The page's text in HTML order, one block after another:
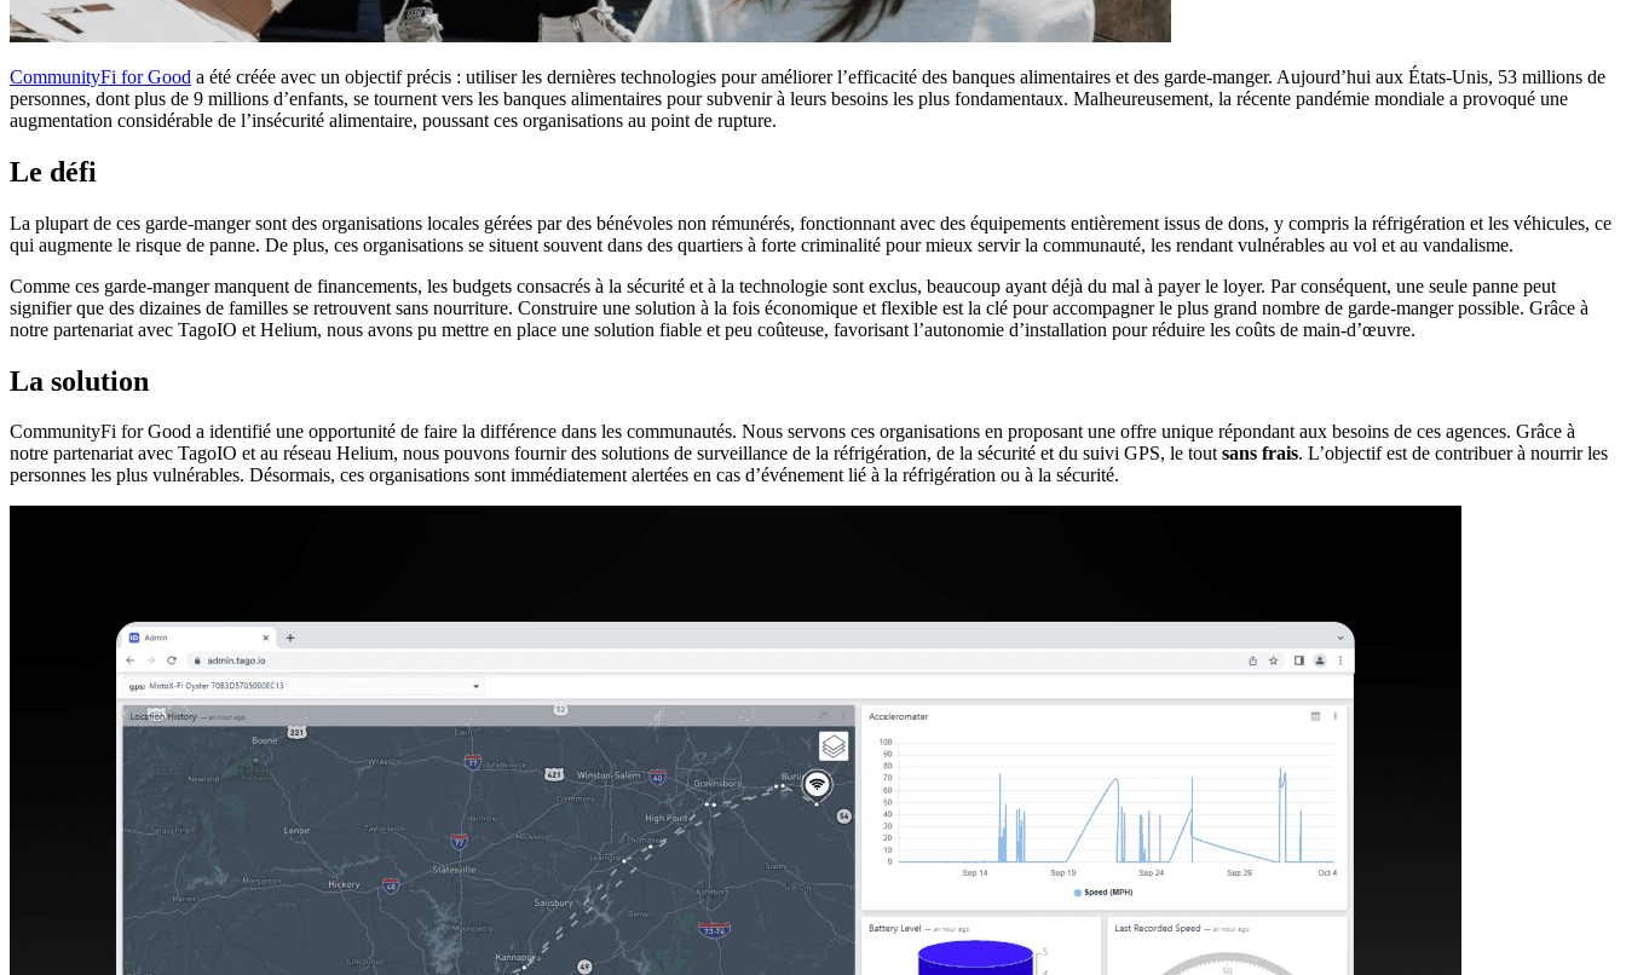
CommunityFi for Good a été créée avec un objectif précis : utiliser les dernières technologies pour améliorer l’efficacité des banques alimentaires et des garde-manger. Aujourd’hui aux États-Unis, 53 millions de
personnes, dont plus de 9 millions d’enfants, se tournent vers les banques alimentaires pour subvenir à leurs besoins les plus fondamentaux. Malheureusement, la récente pandémie mondiale a provoqué une
augmentation considérable de l’insécurité alimentaire, poussant ces organisations au point de rupture.
Le défi
La plupart de ces garde-manger sont des organisations locales gérées par des bénévoles non rémunérés, fonctionnant avec des équipements entièrement issus de dons, y compris la réfrigération et les véhicules, ce
qui augmente le risque de panne. De plus, ces organisations se situent souvent dans des quartiers à forte criminalité pour mieux servir la communauté, les rendant vulnérables au vol et au vandalisme.
Comme ces garde-manger manquent de financements, les budgets consacrés à la sécurité et à la technologie sont exclus, beaucoup ayant déjà du mal à payer le loyer. Par conséquent, une seule panne peut
signifier que des dizaines de familles se retrouvent sans nourriture. Construire une solution à la fois économique et flexible est la clé pour accompagner le plus grand nombre de garde-manger possible. Grâce à
notre partenariat avec TagoIO et Helium, nous avons pu mettre en place une solution fiable et peu coûteuse, favorisant l’autonomie d’installation pour réduire les coûts de main-d’œuvre.
La solution
CommunityFi for Good a identifié une opportunité de faire la différence dans les communautés. Nous servons ces organisations en proposant une offre unique répondant aux besoins de ces agences. Grâce à
notre partenariat avec TagoIO et au réseau Helium, nous pouvons fournir des solutions de surveillance de la réfrigération, de la sécurité et du suivi GPS, le toutsans frais. L’objectif est de contribuer à nourrir les
personnes les plus vulnérables. Désormais, ces organisations sont immédiatement alertées en cas d’événement lié à la réfrigération ou à la sécurité.